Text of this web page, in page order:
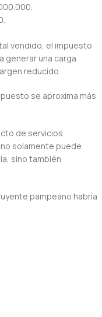
vendido, el impuesto
generar una carga
reducido.
se aproxima más
de servicios
solamente puede
sino también
pampeano habría